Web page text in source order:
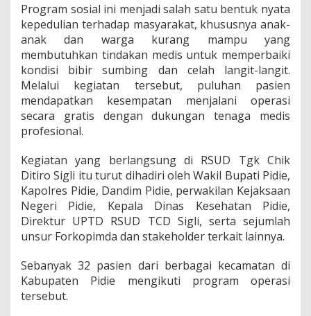
a
t
i
s
n
t
k
s
i
Program sosial ini menjadi salah satu bentuk nyata
kepedulian terhadap masyarakat, khususnya anak-
anak dan warga kurang mampu yang
membutuhkan tindakan medis untuk memperbaiki
kondisi bibir sumbing dan celah langit-langit.
Melalui kegiatan tersebut, puluhan pasien
mendapatkan kesempatan menjalani operasi
secara gratis dengan dukungan tenaga medis
profesional.
Kegiatan yang berlangsung di RSUD Tgk Chik
Ditiro Sigli itu turut dihadiri oleh Wakil Bupati Pidie,
Kapolres Pidie, Dandim Pidie, perwakilan Kejaksaan
Negeri Pidie, Kepala Dinas Kesehatan Pidie,
Direktur UPTD RSUD TCD Sigli, serta sejumlah
unsur Forkopimda dan stakeholder terkait lainnya.
Sebanyak 32 pasien dari berbagai kecamatan di
Kabupaten Pidie mengikuti program operasi
tersebut.